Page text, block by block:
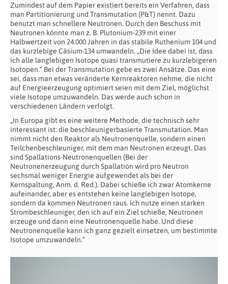
Zumindest auf dem Papier existiert bereits ein Verfahren, dass
man Partitionierung und Transmutation (P&T) nennt. Dazu
benutzt man schnellere Neutronen. Durch den Beschuss mit
Neutronen könnte man z. B. Plutonium-239 mit einer
Halbwertzeit von 24.000 Jahren in das stabile Ruthenium 104 und
das kurzlebige Cäsium-134 umwandeln. „Die Idee dabei ist, dass
ich alle langlebigen Isotope quasi transmutiere zu kurzlebigeren
Isotopen.“ Bei der Transmutation gebe es zwei Ansätze. Das eine
sei, dass man etwas veränderte Kernreaktoren nehme, die nicht
auf Energieerzeugung optimiert seien mit dem Ziel, möglichst
viele Isotope umzuwandeln. Das werde auch schon in
verschiedenen Ländern verfolgt.
„In Europa gibt es eine weitere Methode, die technisch sehr
interessant ist: die beschleunigerbasierte Transmutation. Man
nimmt nicht den Reaktor als Neutronenquelle, sondern einen
Teilchenbeschleuniger, mit dem man Neutronen erzeugt. Das
sind Spallations-Neutronenquellen (Bei der
Neutronenerzeugung durch Spallation wird pro Neutron
sechsmal weniger Energie aufgewendet als bei der
Kernspaltung, Anm. d. Red.). Dabei schieße ich zwar Atomkerne
aufeinander, aber es entstehen keine langlebigen Isotope,
sondern da kommen Neutronen raus. Ich nutze einen starken
Strombeschleuniger, den ich auf ein Ziel schieße, Neutronen
erzeuge und dann eine Neutronenquelle habe. Und diese
Neutronenquelle kann ich ganz gezielt einsetzen, um bestimmte
Isotope umzuwandeln.“